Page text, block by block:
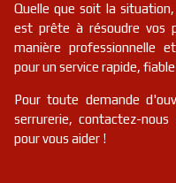
Quelle que soit la
est prête à résoudre vos
manière professionnelle
pour un service rapide,
Pour toute demande
serrurerie, contactez-
pour vous aider !